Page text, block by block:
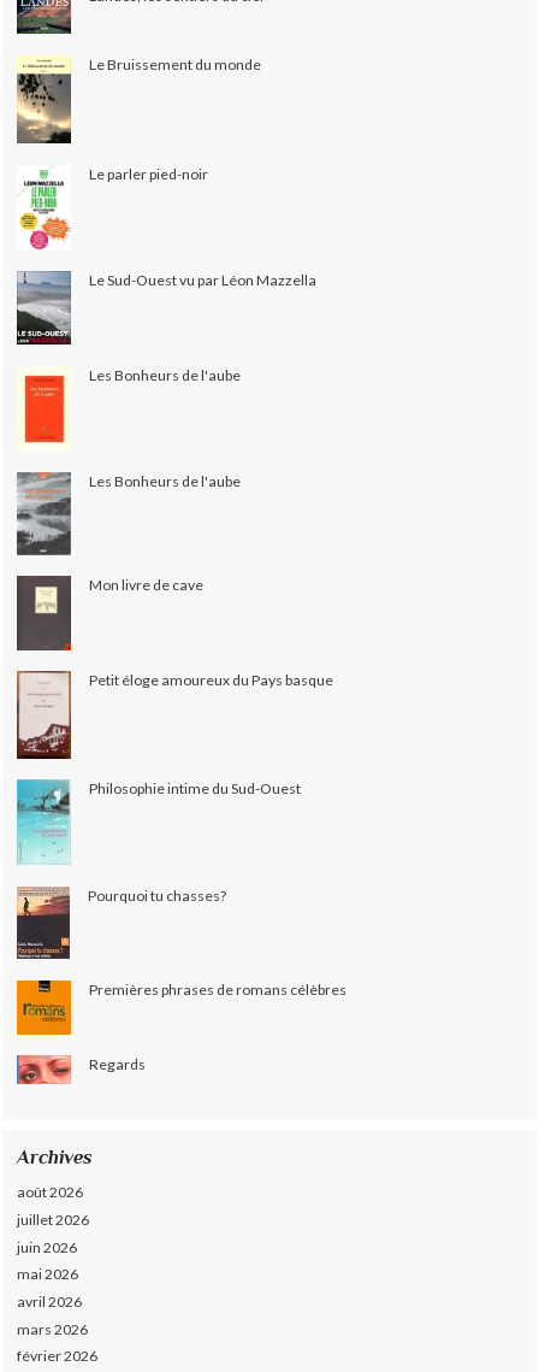
Le Bruissement du monde
Le parler pied-noir
Le Sud-Ouest vu par Léon Mazzella
Les Bonheurs de l'aube
Les Bonheurs de l'aube
Mon livre de cave
Petit éloge amoureux du Pays basque
Philosophie intime du Sud-Ouest
Pourquoi tu chasses?
Premières phrases de romans célèbres
Regards
Archives
août 2026
juillet 2026
juin 2026
mai 2026
avril 2026
mars 2026
février 2026